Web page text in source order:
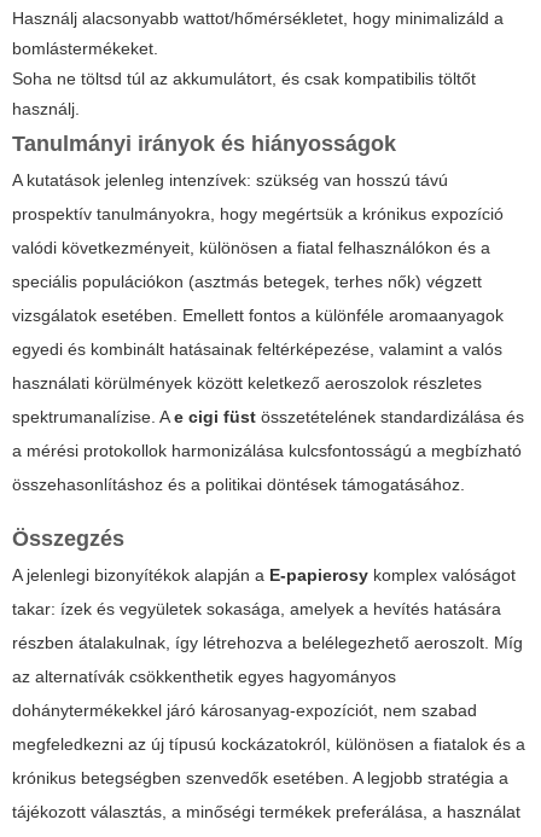
Használj alacsonyabb wattot/hőmérsékletet, hogy minimalizáld a
bomlástermékeket.
Soha ne töltsd túl az akkumulátort, és csak kompatibilis töltőt
használj.
Tanulmányi irányok és hiányosságok
A kutatások jelenleg intenzívek: szükség van hosszú távú
prospektív tanulmányokra, hogy megértsük a krónikus expozíció
valódi következményeit, különösen a fiatal felhasználókon és a
speciális populációkon (asztmás betegek, terhes nők) végzett
vizsgálatok esetében. Emellett fontos a különféle aromaanyagok
egyedi és kombinált hatásainak feltérképezése, valamint a valós
használati körülmények között keletkező aeroszolok részletes
spektrumanalízise. Ae cigi füst összetételének standardizálása és
a mérési protokollok harmonizálása kulcsfontosságú a megbízható
összehasonlításhoz és a politikai döntések támogatásához.
Összegzés
A jelenlegi bizonyítékok alapján a E-papierosy komplex valóságot
takar: ízek és vegyületek sokasága, amelyek a hevítés hatására
részben átalakulnak, így létrehozva a belélegezhető aeroszolt. Míg
az alternatívák csökkenthetik egyes hagyományos
dohánytermékekkel járó károsanyag-expozíciót, nem szabad
megfeledkezni az új típusú kockázatokról, különösen a fiatalok és a
krónikus betegségben szenvedők esetében. A legjobb stratégia a
tájékozott választás, a minőségi termékek preferálása, a használat